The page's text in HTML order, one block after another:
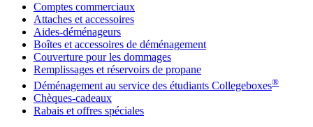
Comptes commerciaux
Attaches et accessoires
Aides-déménageurs
Boîtes et accessoires de déménagement
Couverture pour les dommages
Remplissages et réservoirs de propane
Déménagement au service des étudiants Collegeboxes®
Chèques-cadeaux
Rabais et offres spéciales